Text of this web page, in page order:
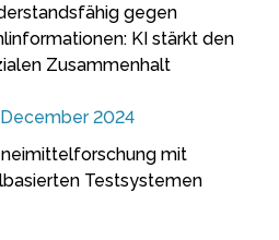
gegen
KI stärkt den
Zusammenhalt
2024
mit
Testsystemen